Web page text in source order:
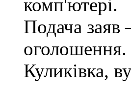
комп'ютері.
Подача заяв
оголошення.
Куликівка,